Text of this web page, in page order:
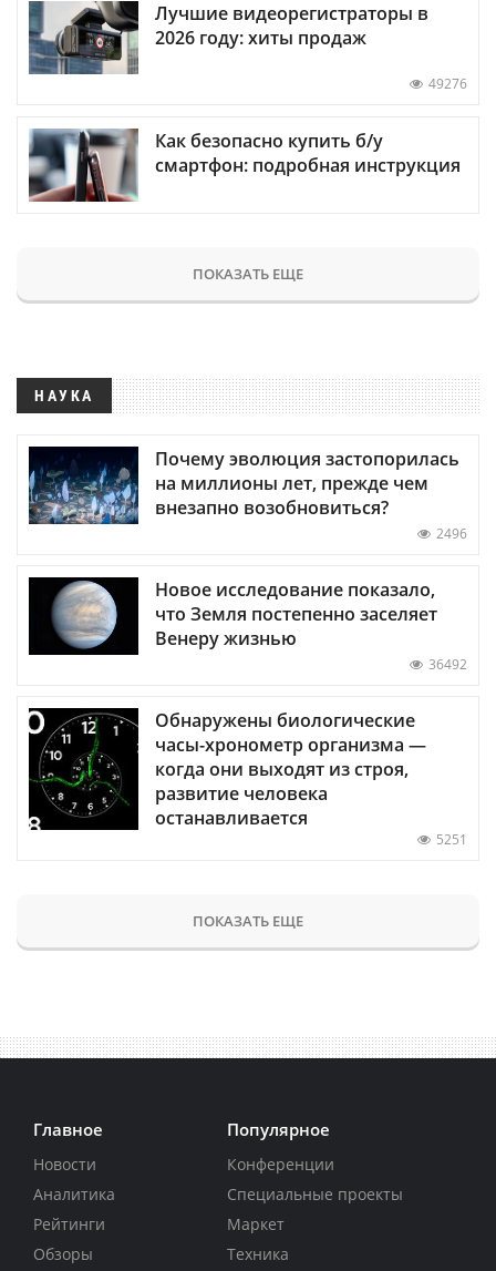
Лучшие видеорегистраторы в
2026 году: хиты продаж
49276
Как безопасно купить б/у
смартфон: подробная инструкция
ПОКАЗАТЬ ЕЩЕ
НАУКА
Почему эволюция застопорилась
на миллионы лет, прежде чем
внезапно возобновиться?
2496
Новое исследование показало,
что Земля постепенно заселяет
Венеру жизнью
36492
Обнаружены биологические
часы-хронометр организма —
когда они выходят из строя,
развитие человека
останавливается
5251
ПОКАЗАТЬ ЕЩЕ
Главное
Новости
Аналитика
Рейтинги
Обзоры
Популярное
Конференции
Специальные проекты
Маркет
Техника